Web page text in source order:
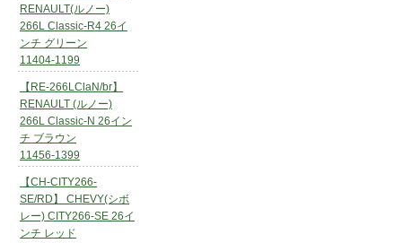
RENAULT(ルノー)
266L Classic-R4 26イ
ンチ グリーン
11404-1199
【RE-266LClaN/br】
RENAULT (ルノー)
266L Classic-N 26イン
チ ブラウン
11456-1399
【CH-CITY266-
SE/RD】 CHEVY(シボ
レー) CITY266-SE 26イ
ンチ レッド